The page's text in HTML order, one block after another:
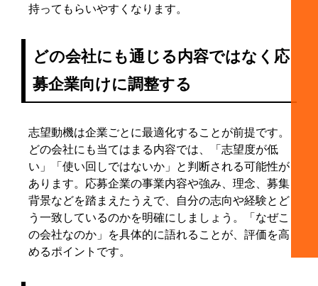
持ってもらいやすくなります。
どの会社にも通じる内容ではなく応
募企業向けに調整する
志望動機は企業ごとに最適化することが前提です。
どの会社にも当てはまる内容では、「志望度が低
い」「使い回しではないか」と判断される可能性が
あります。応募企業の事業内容や強み、理念、募集
背景などを踏まえたうえで、自分の志向や経験とど
う一致しているのかを明確にしましょう。「なぜこ
の会社なのか」を具体的に語れることが、評価を高
めるポイントです。